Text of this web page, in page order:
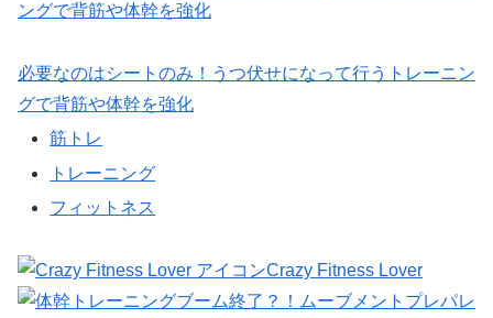
必要なのはシートのみ！うつ伏せになって行うトレーニン
グで背筋や体幹を強化
筋トレ
トレーニング
フィットネス
Crazy Fitness Lover